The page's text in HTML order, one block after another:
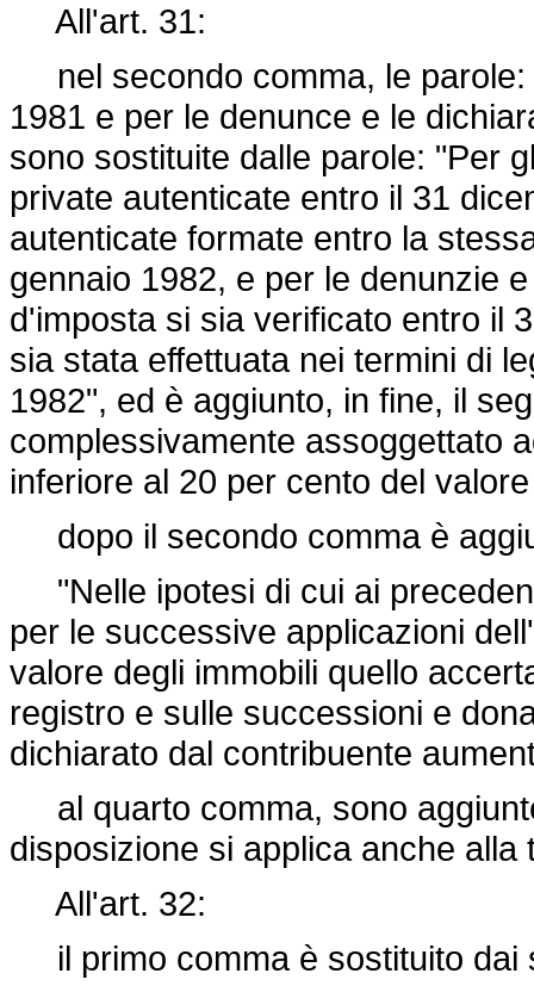
All'art. 31:
nel secondo comma, le parole:
1981 e per le denunce e le
sono sostituite dalle parole: "Per
private autenticate entro il 31
autenticate formate entro la
gennaio 1982, e per le denunzie
d'imposta si sia verificato entro il
sia stata effettuata nei termini di
1982", ed è aggiunto, in fine, il
complessivamente assoggettato
inferiore al 20 per cento del
dopo il secondo comma è
"Nelle ipotesi di cui ai
per le successive applicazioni
valore degli immobili quello
registro e sulle successioni e
dichiarato dal contribuente
al quarto comma, sono
disposizione si applica anche
All'art. 32:
il primo comma è sostituito dai